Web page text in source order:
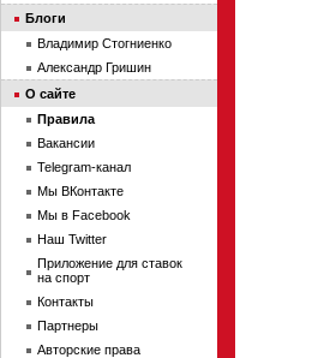
Блоги
Владимир Стогниенко
Александр Гришин
О сайте
Правила
Вакансии
Telegram-канал
Мы ВКонтакте
Мы в Facebook
Наш Twitter
Приложение для ставок
на спорт
Контакты
Партнеры
Авторские права